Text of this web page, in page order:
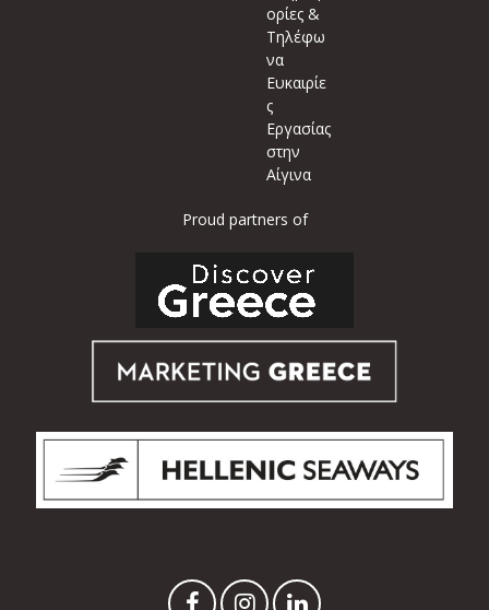
ορίες &
Τηλέφω
να
Ευκαιρίε
ς
Εργασίας
στην
Αίγινα
Proud partners of